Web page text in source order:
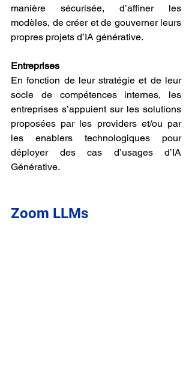
manière sécurisée, d’affiner les
modèles, de créer et de gouverner leurs
propres projets d’IA générative.
Entreprises
En fonction de leur stratégie et de leur
socle de compétences internes, les
entreprises s’appuient sur les solutions
proposées par les providers et/ou par
les enablers technologiques pour
déployer des cas d’usages d’IA
Générative.
Zoom LLMs